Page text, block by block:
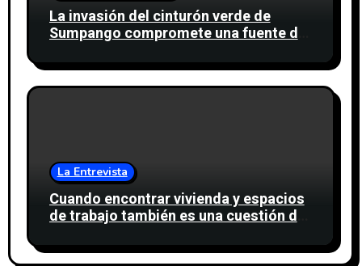
La invasión del cinturón verde de
Sumpango compromete una fuente de
La Entrevista
Cuando encontrar vivienda y espacios
de trabajo también es una cuestión de